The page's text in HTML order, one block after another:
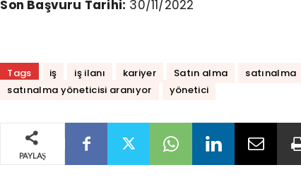
Son Başvuru Tarihi: 30/11/2022
Tags iş iş ilanı kariyer Satın alma
satınalma
satınalma yöneticisi aranıyor
yönetici
PAYLAŞ